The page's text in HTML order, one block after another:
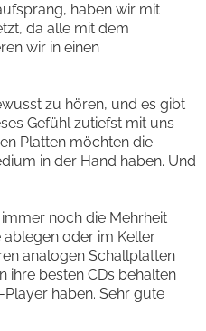
haben wir mit
da alle mit dem
wir in einen
zu hören, und es gibt
Gefühl zutiefst mit uns
Platten möchten die
in der Hand haben. Und
noch die Mehrheit
ablegen oder im Keller
analogen Schallplatten
ihre besten CDs behalten
haben. Sehr gute